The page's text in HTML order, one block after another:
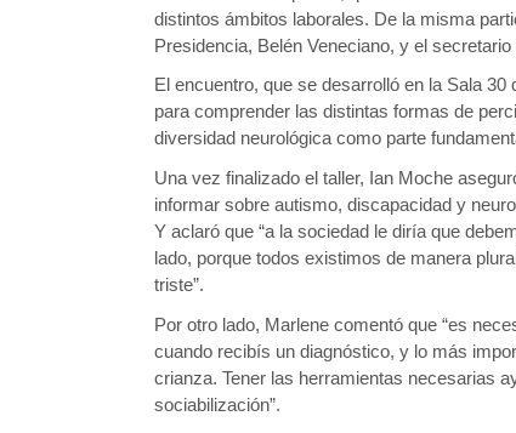
distintos ámbitos laborales. De la misma
Presidencia, Belén Veneciano, y el
El encuentro, que se desarrolló en la Sala
para comprender las distintas formas de
diversidad neurológica como parte
Una vez finalizado el taller, Ian Moche
informar sobre autismo, discapacidad y
Y aclaró que “a la sociedad le diría que
lado, porque todos existimos de manera
triste”.
Por otro lado, Marlene comentó que “es
cuando recibís un diagnóstico, y lo más
crianza. Tener las herramientas necesarias
sociabilización”.